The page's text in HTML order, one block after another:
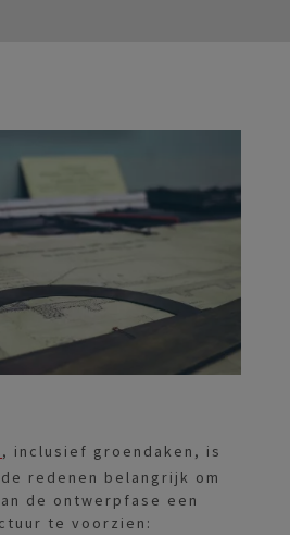
, inclusief groendaken, is
redenen belangrijk om
de ontwerpfase een
te voorzien: